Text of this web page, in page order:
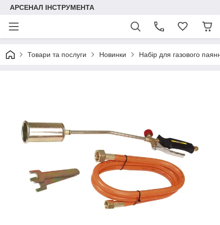
АРСЕНАЛ ІНСТРУМЕНТА
Товари та послуги Новинки Набір для газового